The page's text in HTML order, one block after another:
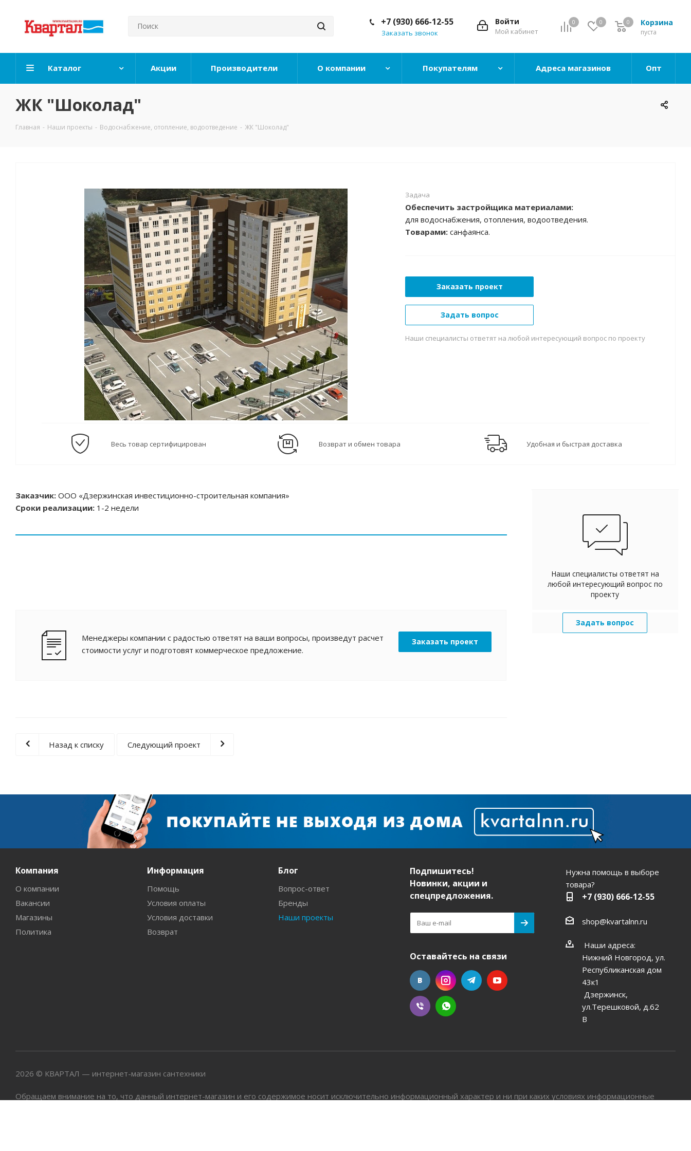
0 0 Корзина
0
пуста
0
Войти
Мой кабинет
+7 (930) 666-12-55
Заказать звонок
Каталог Акции Производители О компании Покупателям Адреса магазинов Опт
ЖК "Шоколад"
Главная - Наши проекты - Водоснабжение, отопление, водоотведение - ЖК "Шоколад"
Задача
Обеспечить застройщика материалами:
для водоснабжения, отопления, водоотведения.
Товарами: санфаянса.
Заказать проект
Задать вопрос
Наши специалисты ответят на любой интересующий вопрос по проекту
Весь товар сертифицирован Возврат и обмен товара Удобная и быстрая доставка
Заказчик: ООО «Дзержинская инвестиционно-строительная компания»
Сроки реализации: 1-2 недели
Наши специалисты ответят на
любой интересующий вопрос по
проекту
Задать вопрос
Менеджеры компании с радостью ответят на ваши вопросы, произведут расчет
стоимости услуг и подготовят коммерческое предложение.
Заказать проект
Назад к списку Следующий проект
Компания
О компании
Вакансии
Магазины
Политика
Информация
Помощь
Условия оплаты
Условия доставки
Возврат
Блог
Вопрос-ответ
Бренды
Наши проекты
Подпишитесь!
Новинки, акции и
спецпредложения.
Оставайтесь на связи
Нужна помощь в выборе
товара?
+7 (930) 666-12-55
shop@kvartalnn.ru
Наши адреса:
Нижний Новгород, ул.
Республиканская дом
43к1
Дзержинск,
ул.Терешковой, д.62
В
2026 © КВАРТАЛ — интернет-магазин сантехники
Обращаем внимание на то, что данный интернет-магазин и его содержимое носит исключительно информационный характер и ни при каких условиях информационные